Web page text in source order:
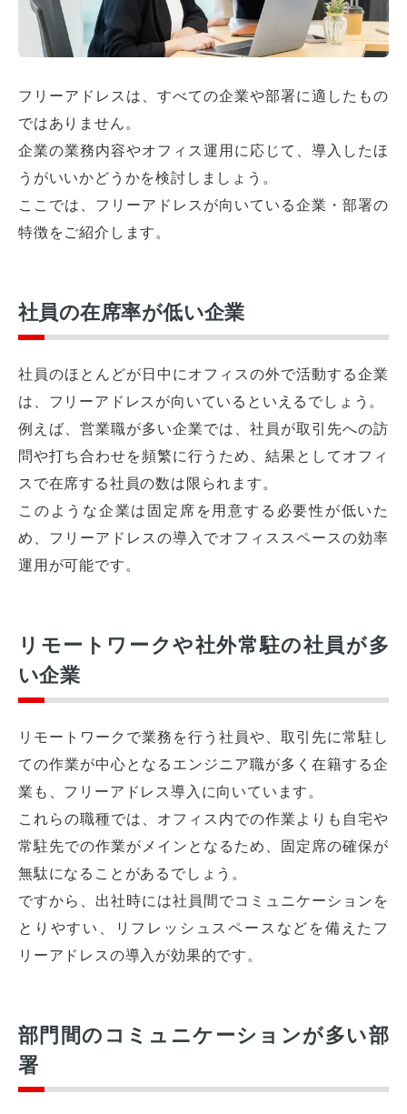
フリーアドレスは、すべての企業や部署に適したもの
ではありません。
企業の業務内容やオフィス運用に応じて、導入したほ
うがいいかどうかを検討しましょう。
ここでは、フリーアドレスが向いている企業・部署の
特徴をご紹介します。
社員の在席率が低い企業
社員のほとんどが日中にオフィスの外で活動する企業
は、フリーアドレスが向いているといえるでしょう。
例えば、営業職が多い企業では、社員が取引先への訪
問や打ち合わせを頻繁に行うため、結果としてオフィ
スで在席する社員の数は限られます。
このような企業は固定席を用意する必要性が低いた
め、フリーアドレスの導入でオフィススペースの効率
運用が可能です。
リモートワークや社外常駐の社員が多
い企業
リモートワークで業務を行う社員や、取引先に常駐し
ての作業が中心となるエンジニア職が多く在籍する企
業も、フリーアドレス導入に向いています。
これらの職種では、オフィス内での作業よりも自宅や
常駐先での作業がメインとなるため、固定席の確保が
無駄になることがあるでしょう。
ですから、出社時には社員間でコミュニケーションを
とりやすい、リフレッシュスペースなどを備えたフ
リーアドレスの導入が効果的です。
部門間のコミュニケーションが多い部
署